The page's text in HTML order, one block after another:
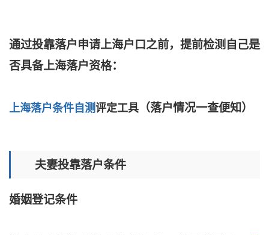
通过投靠落户申请上海户口之前，提前检测自己是
否具备上海落户资格：
上海落户条件自测评定工具（落户情况一查便知）
夫妻投靠落户条件
婚姻登记条件